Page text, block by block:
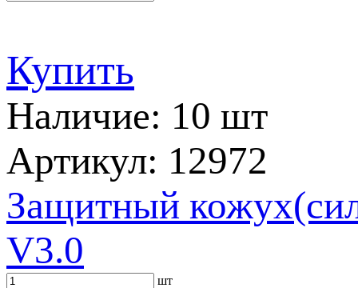
Купить
Наличие: 10 шт
Артикул: 12972
Защитный
V3.0
шт